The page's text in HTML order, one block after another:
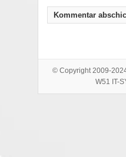
© Copyright 2009-
W51 IT-